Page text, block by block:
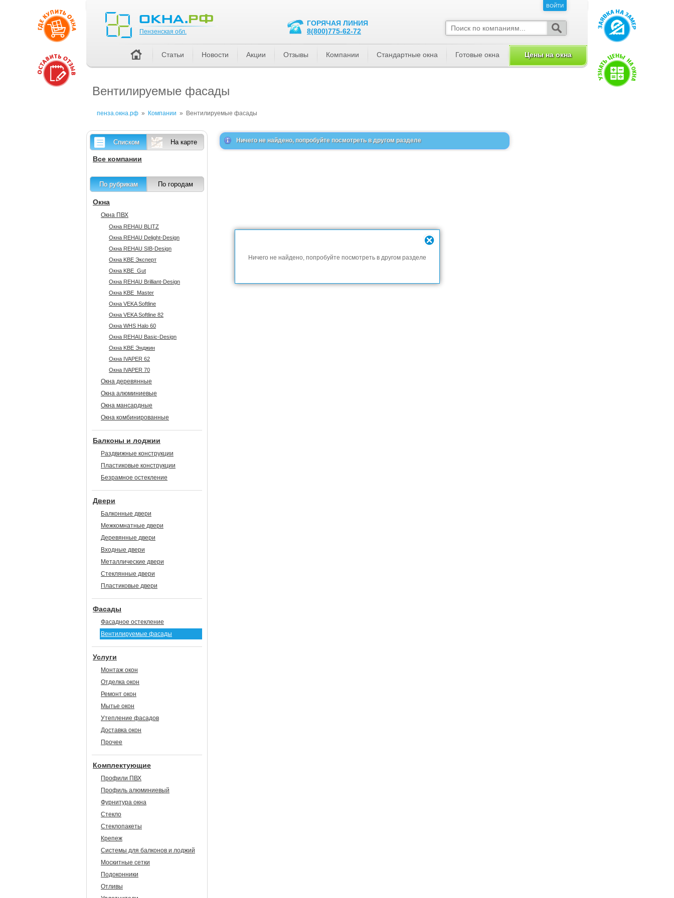
Вентилируемые фасады
пенза.окна.рф » Компании » Вентилируемые фасады
Ничего не найдено, попробуйте посмотреть в другом разделе
Списком На карте
Все компании
По рубрикам По городам
Окна
Окна ПВХ
Окна REHAU BLITZ
Окна REHAU Delight-Design
Окна REHAU SIB-Design
Окна KBE Эксперт
Окна KBE_Gut
Окна REHAU Brilliant-Design
Окна KBE_Master
Окна VEKA Softline
Окна VEKA Softline 82
Окна WHS Halo 60
Окна REHAU Basic-Design
Окна KBE Энджин
Окна IVAPER 62
Окна IVAPER 70
Окна деревянные
Окна алюминиевые
Окна мансардные
Окна комбинированные
Балконы и лоджии
Раздвижные конструкции
Пластиковые конструкции
Безрамное остекление
Двери
Балконные двери
Межкомнатные двери
Деревянные двери
Входные двери
Металлические двери
Стеклянные двери
Пластиковые двери
Фасады
Фасадное остекление
Вентилируемые фасады
Услуги
Монтаж окон
Отделка окон
Ремонт окон
Мытье окон
Утепление фасадов
Доставка окон
Прочее
Комплектующие
Профили ПВХ
Профиль алюминиевый
Фурнитура окна
Стекло
Стеклопакеты
Крепеж
Системы для балконов и лоджий
Москитные сетки
Подоконники
Отливы
ВОЙТИ
Пензенская обл.
ГОРЯЧАЯ ЛИНИЯ
8(800)775-62-72
Статьи Новости Акции Отзывы Компании Стандартные окна Готовые окна Цены на окна
ВОЙТИ
Ничего не найдено, попробуйте посмотреть в другом разделе